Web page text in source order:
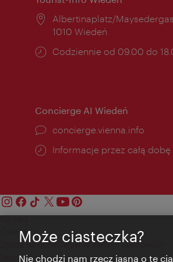
Miejsce:
Albertinaplatz/
1010 Wiedeń
Godziny
Codziennie od 09.00 do
Concierge AI Wiedeń
concierge.vienna.info
Informacje przez całą dobę
Kontakt
Credits
Zgoda na przetwarzanie danych osobowych
Terms of Use
Może ciasteczka?
Nie chodzi nam rzecz jasna o te